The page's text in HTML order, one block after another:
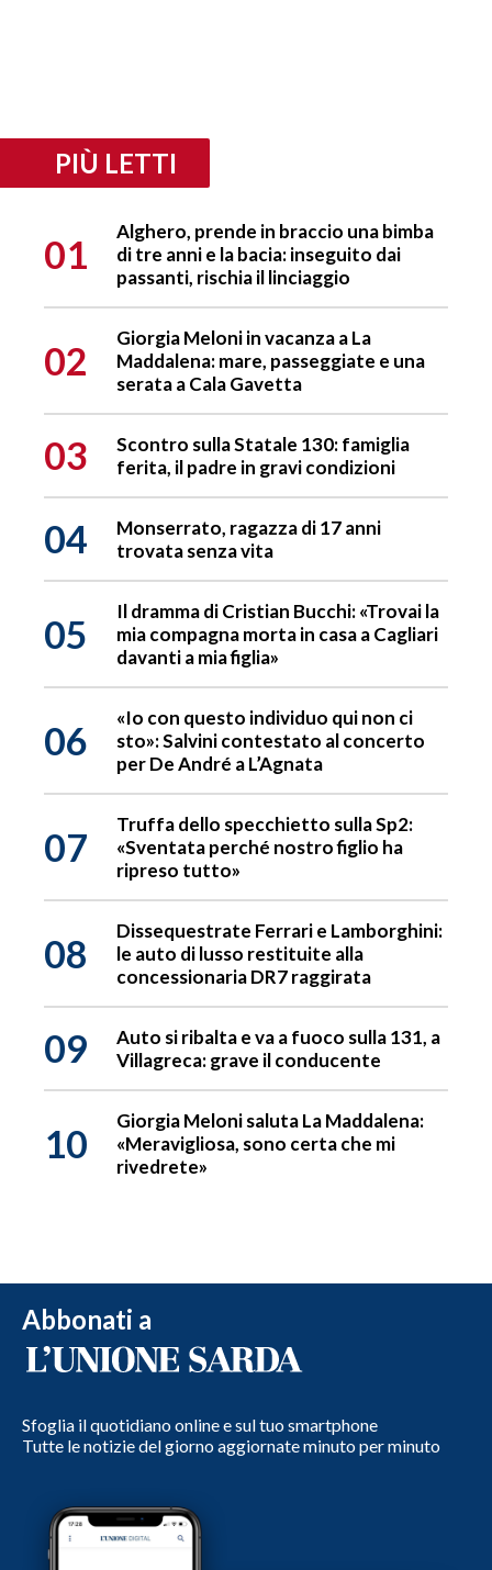
PIÙ LETTI
01
Alghero, prende in braccio una bimba
di tre anni e la bacia: inseguito dai
passanti, rischia il linciaggio
02
Giorgia Meloni in vacanza a La
Maddalena: mare, passeggiate e una
serata a Cala Gavetta
03
Scontro sulla Statale 130: famiglia
ferita, il padre in gravi condizioni
04
Monserrato, ragazza di 17 anni
trovata senza vita
05
Il dramma di Cristian Bucchi: «Trovai la
mia compagna morta in casa a Cagliari
davanti a mia figlia»
06
«Io con questo individuo qui non ci
sto»: Salvini contestato al concerto
per De André a L’Agnata
07
Truffa dello specchietto sulla Sp2:
«Sventata perché nostro figlio ha
ripreso tutto»
08
Dissequestrate Ferrari e Lamborghini:
le auto di lusso restituite alla
concessionaria DR7 raggirata
09
Auto si ribalta e va a fuoco sulla 131, a
Villagreca: grave il conducente
10
Giorgia Meloni saluta La Maddalena:
«Meravigliosa, sono certa che mi
rivedrete»
Abbonati a
Sfoglia il quotidiano online e sul tuo smartphone
Tutte le notizie del giorno aggiornate minuto per minuto